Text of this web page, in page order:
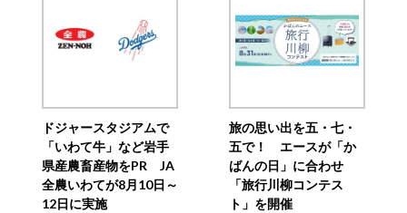
ドジャースタジアムで
「いわて牛」など岩手
県産農畜産物をPR JA
全農いわてが8月10日～
12日に実施
旅の思い出を五・七・
五で！ エースが「か
ばんの日」に合わせ
「旅行川柳コンテス
ト」を開催